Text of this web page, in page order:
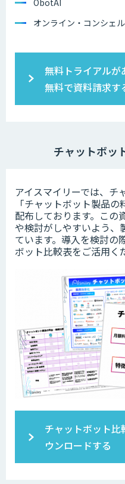
オンライン・コンシェ
無料トライアルが
無料で資料請求す
チャットボッ
アイスマイリーでは、チ
「チャットボット製品
配布しております。この
や検討がしやすいよう、
ています。導入を検討の
ボット比較表をご活用く
チャットボット
ウンロードする